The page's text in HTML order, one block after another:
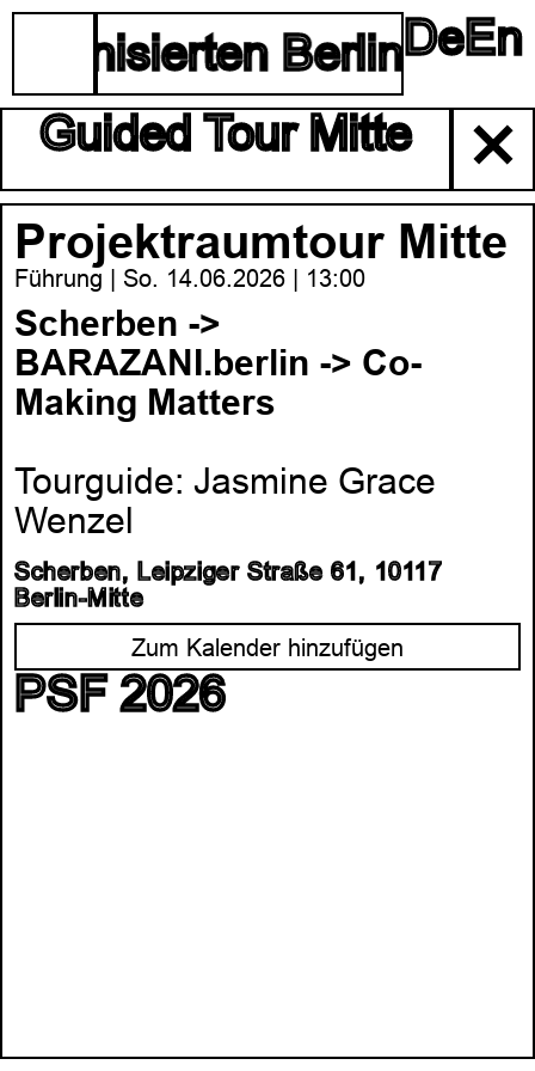
BerlinerDeEn
Guided Tour Mitte
✕
Projektraumtour Mitte
Führung | So. 14.06.2026 | 13:00
Scherben ->
BARAZANI.berlin -> Co-
Making Matters
Tourguide: Jasmine Grace
Wenzel
Scherben, Leipziger Straße 61, 10117
Berlin-Mitte
Zum Kalender hinzufügen
PSF 2026